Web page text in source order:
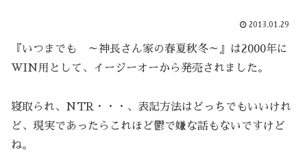
2013.01.29
『いつまでも ～神長さん家の春夏秋冬～』は2000年に
WIN用として、イージーオーから発売されました。
寝取られ、NTR・・・、表記方法はどっちでもいいけれ
ど、現実であったらこれほど鬱で嫌な話もないですけど
ね。